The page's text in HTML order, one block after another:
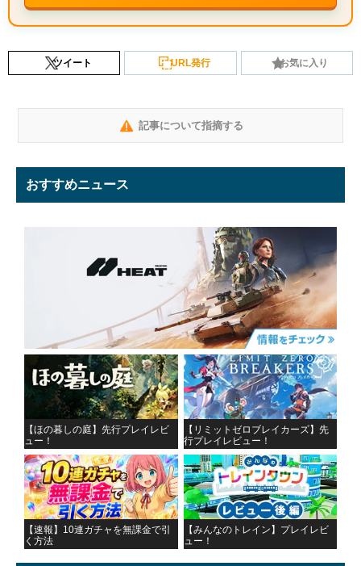
ツイート URL発行 お気に入り
記事について指摘する
おすすめニュース
【ほの暮しの庭】先行プレイレビ
ュー！
【リミットゼロブレイカーズ】先
行プレイレビュー！
【速報】10連ガチャを無課金で引
く方法
【みんなのトレイン】プレイレビ
ュー！